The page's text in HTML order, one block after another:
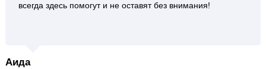
всегда здесь помогут и не оставят без внимания!
Аида